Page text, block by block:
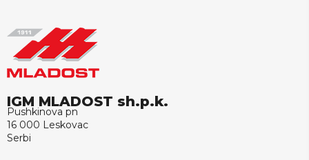
IGM MLADOST sh.p.k.
Pushkinova pn
16 000 Leskovac
Serbi